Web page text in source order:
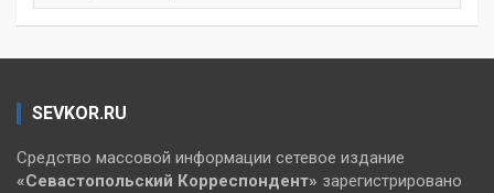
SEVKOR.RU
Средство массовой информации сетевое издание
«Севастопольский Корреспондент» зарегистрировано